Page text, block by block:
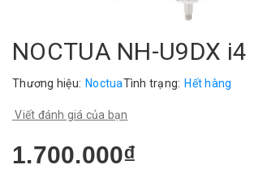
NOCTUA NH-U9DX i4
Thương hiệu: NoctuaTình trạng: Hết hàng
Viết đánh giá của bạn
1.700.000₫